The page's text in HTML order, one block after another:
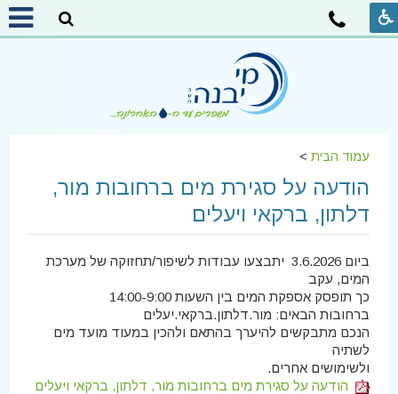
עמוד הבית>
הודעה על סגירת מים ברחובות מור,
דלתון, ברקאי ויעלים
ביום 3.6.2026 יתבצעו עבודות לשיפור/תחזוקה של מערכת
המים, עקב
כך תופסק אספקת המים בין השעות 14:00-9:00
ברחובות הבאים: מור.דלתון.ברקאי.יעלים
הנכם מתבקשים להיערך בהתאם ולהכין במעוד מועד מים
לשתיה
ולשימושים אחרים.
הודעה על סגירת מים ברחובות מור, דלתון, ברקאי ויעלים